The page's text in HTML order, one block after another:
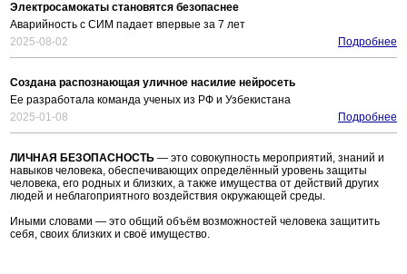
Электросамокаты становятся безопаснее
Аварийность с СИМ падает впервые за 7 лет
2025-08-02
Подробнее
Создана распознающая уличное насилие нейросеть
Ее разработала команда ученых из РФ и Узбекистана
2025-01-08
Подробнее
ЛИЧНАЯ БЕЗОПАСНОСТЬ — это совокупность мероприятий, знаний и
навыков человека, обеспечивающих определённый уровень защиты
человека, его родных и близких, а также имущества от действий других
людей и неблагоприятного воздействия окружающей среды.
Иными словами — это общий объём возможностей человека защитить
себя, своих близких и своё имущество.